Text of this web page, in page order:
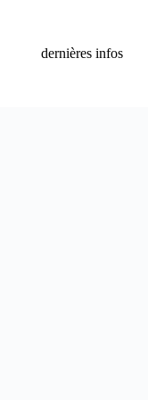
dernières infos